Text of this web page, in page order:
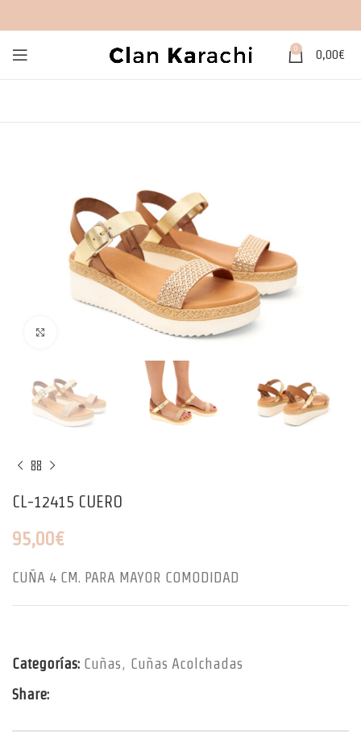
0 0,00€
CL-12415 CUERO
95,00€
CUÑA 4 CM. PARA MAYOR COMODIDAD
Categorías: Cuñas, Cuñas Acolchadas
Share: